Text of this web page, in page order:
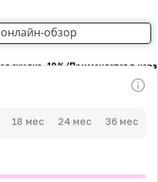
онлайн-обзор
скидка -10％ (Применяется в
18 мес 24 мес 36 мес